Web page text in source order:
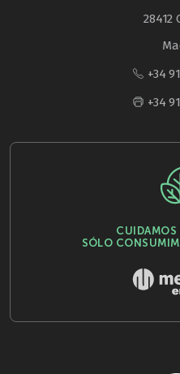
28412
+34
+34
CUIDAMOS
SÓLO